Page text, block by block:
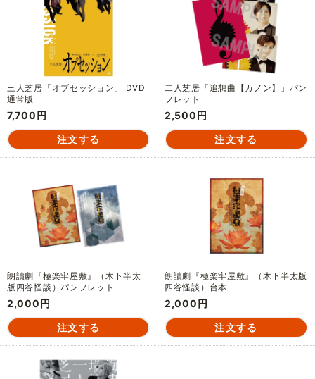
三人芝居「オブセッション」 DVD
通常版
7,700円
二人芝居「追想曲【カノン】」パン
フレット
2,500円
朗讀劇『極楽牢屋敷』（木下半太
版四谷怪談）パンフレット
2,000円
朗讀劇『極楽牢屋敷』（木下半太版
四谷怪談）台本
2,000円